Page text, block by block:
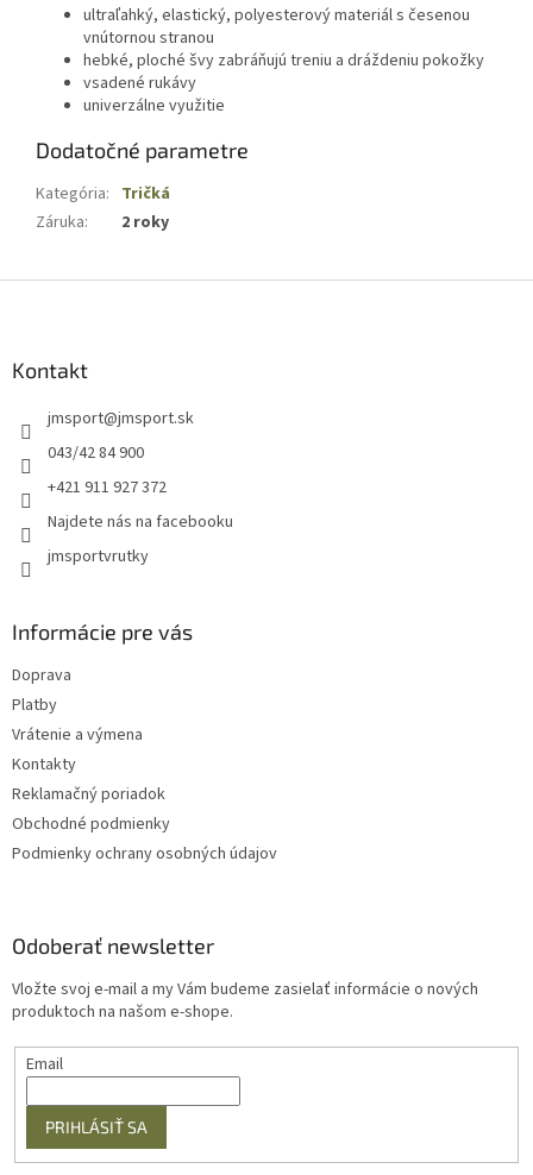
ultraľahký, elastický, polyesterový materiál s česenou
vnútornou stranou
hebké, ploché švy zabráňujú treniu a dráždeniu pokožky
vsadené rukávy
univerzálne využitie
Dodatočné parametre
Kategória: Tričká
Záruka: 2 roky
Kontakt
jmsport@jmsport.sk
043/42 84 900
+421 911 927 372
Najdete nás na facebooku
jmsportvrutky
Informácie pre vás
Doprava
Platby
Vrátenie a výmena
Kontakty
Reklamačný poriadok
Obchodné podmienky
Podmienky ochrany osobných údajov
Odoberať newsletter
Vložte svoj e-mail a my Vám budeme zasielať informácie o nových
produktoch na našom e-shope.
Email
PRIHLÁSIŤ SA